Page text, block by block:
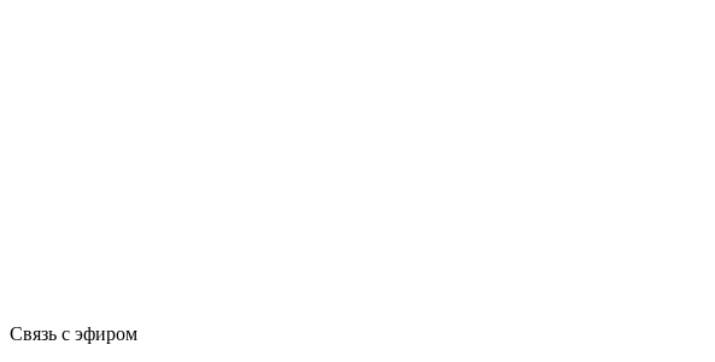
Связь с эфиром